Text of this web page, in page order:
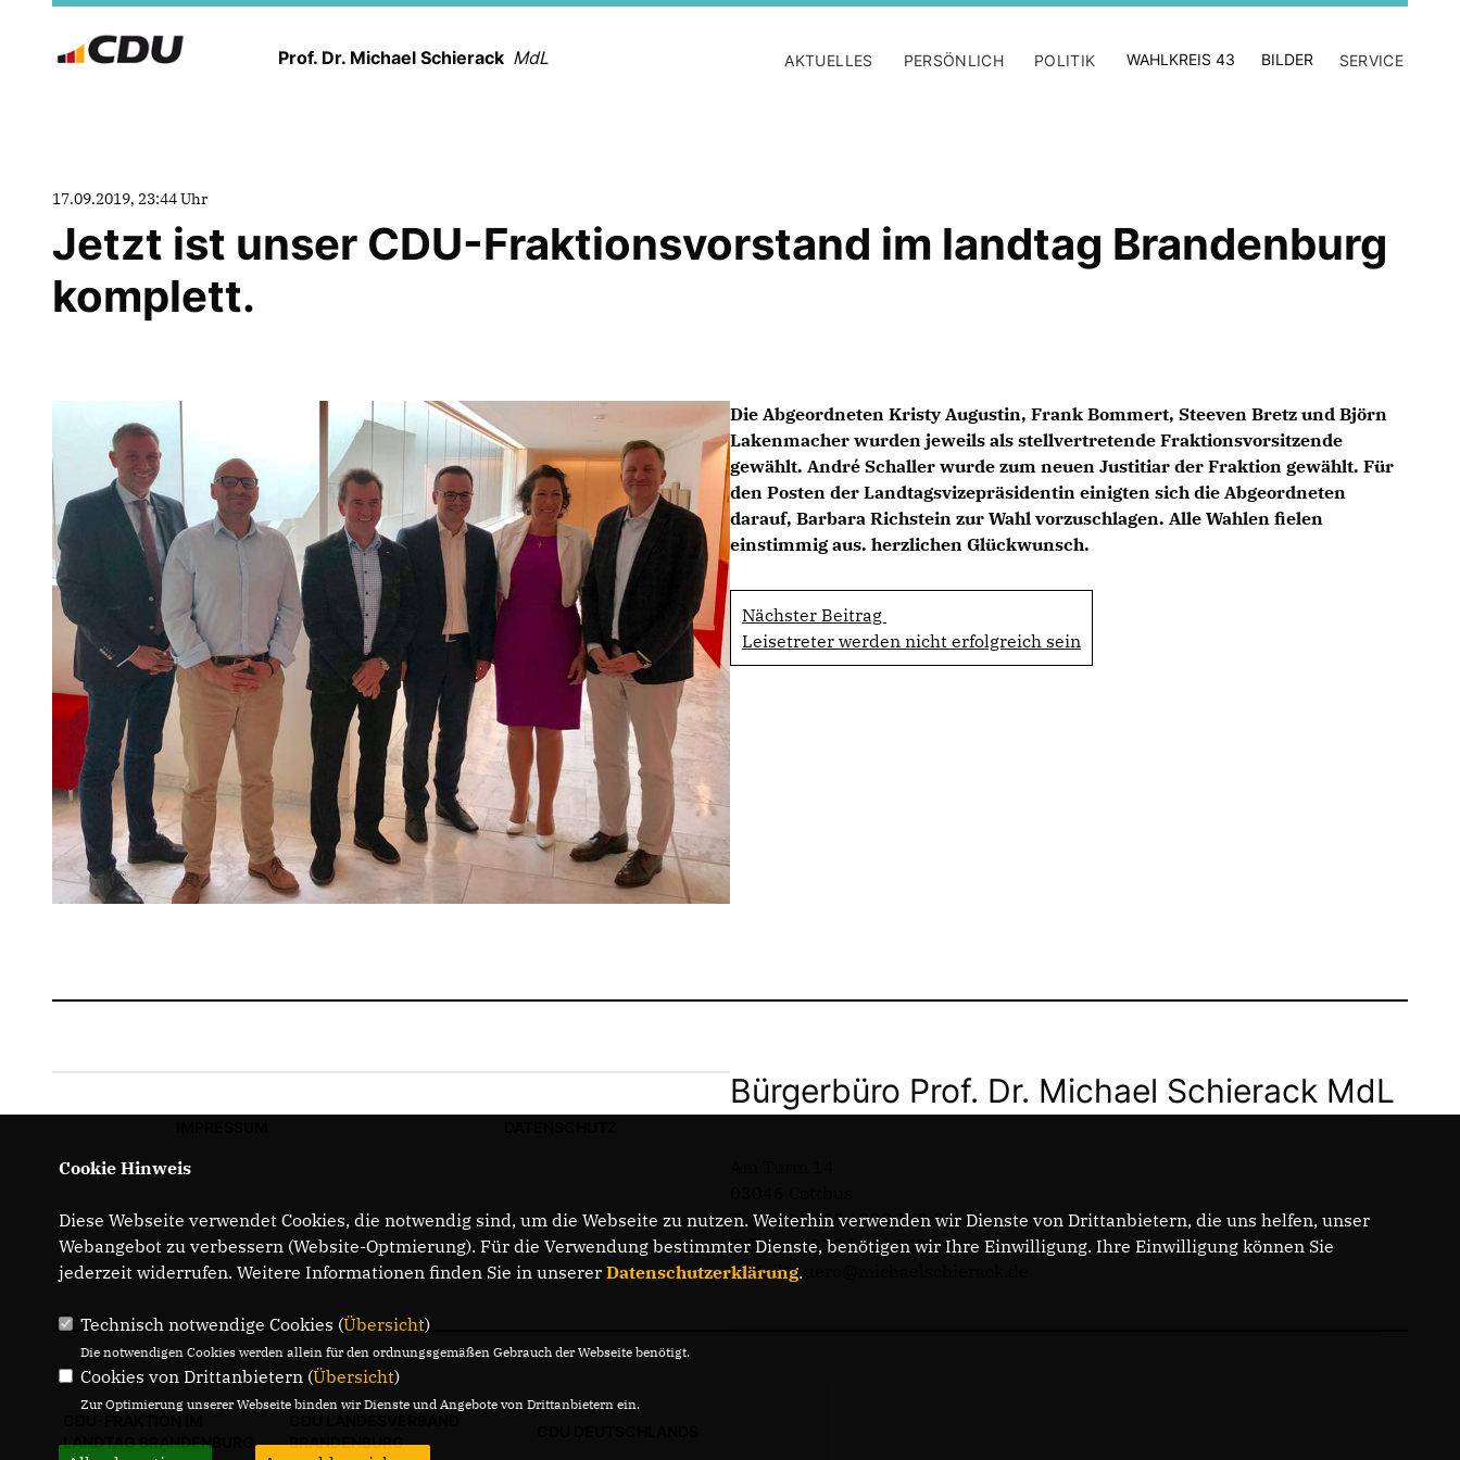
Prof. Dr. Michael Schierack MdL AKTUELLES PERSÖNLICH POLITIK WAHLKREIS 43 BILDER SERVICE
17.09.2019, 23:44 Uhr
Jetzt ist unser CDU-Fraktionsvorstand im landtag Brandenburg
komplett.
Die Abgeordneten Kristy Augustin, Frank Bommert, Steeven Bretz und Björn
Lakenmacher wurden jeweils als stellvertretende Fraktionsvorsitzende
gewählt. André Schaller wurde zum neuen Justitiar der Fraktion gewählt. Für
den Posten der Landtagsvizepräsidentin einigten sich die Abgeordneten
darauf, Barbara Richstein zur Wahl vorzuschlagen. Alle Wahlen fielen
einstimmig aus. herzlichen Glückwunsch.
Nächster Beitrag
Leisetreter werden nicht erfolgreich sein
Bürgerbüro Prof. Dr. Michael Schierack MdL
Telefon: 0355 / 289 162 38
Telefax: 0355 / 289 162 39
E-Mail: buero@michaelschierack.de
LANDTAG BRANDENBURG
BRANDENBURG
Cookie Hinweis
Diese Webseite verwendet Cookies, die notwendig sind, um die Webseite zu nutzen. Weiterhin verwenden wir Dienste von Drittanbietern, die uns helfen, unser
Webangebot zu verbessern (Website-Optmierung). Für die Verwendung bestimmter Dienste, benötigen wir Ihre Einwilligung. Ihre Einwilligung können Sie
jederzeit widerrufen. Weitere Informationen finden Sie in unserer Datenschutzerklärung.
Technisch notwendige Cookies (Übersicht)
Die notwendigen Cookies werden allein für den ordnungsgemäßen Gebrauch der Webseite benötigt.
Cookies von Drittanbietern (Übersicht)
Zur Optimierung unserer Webseite binden wir Dienste und Angebote von Drittanbietern ein.